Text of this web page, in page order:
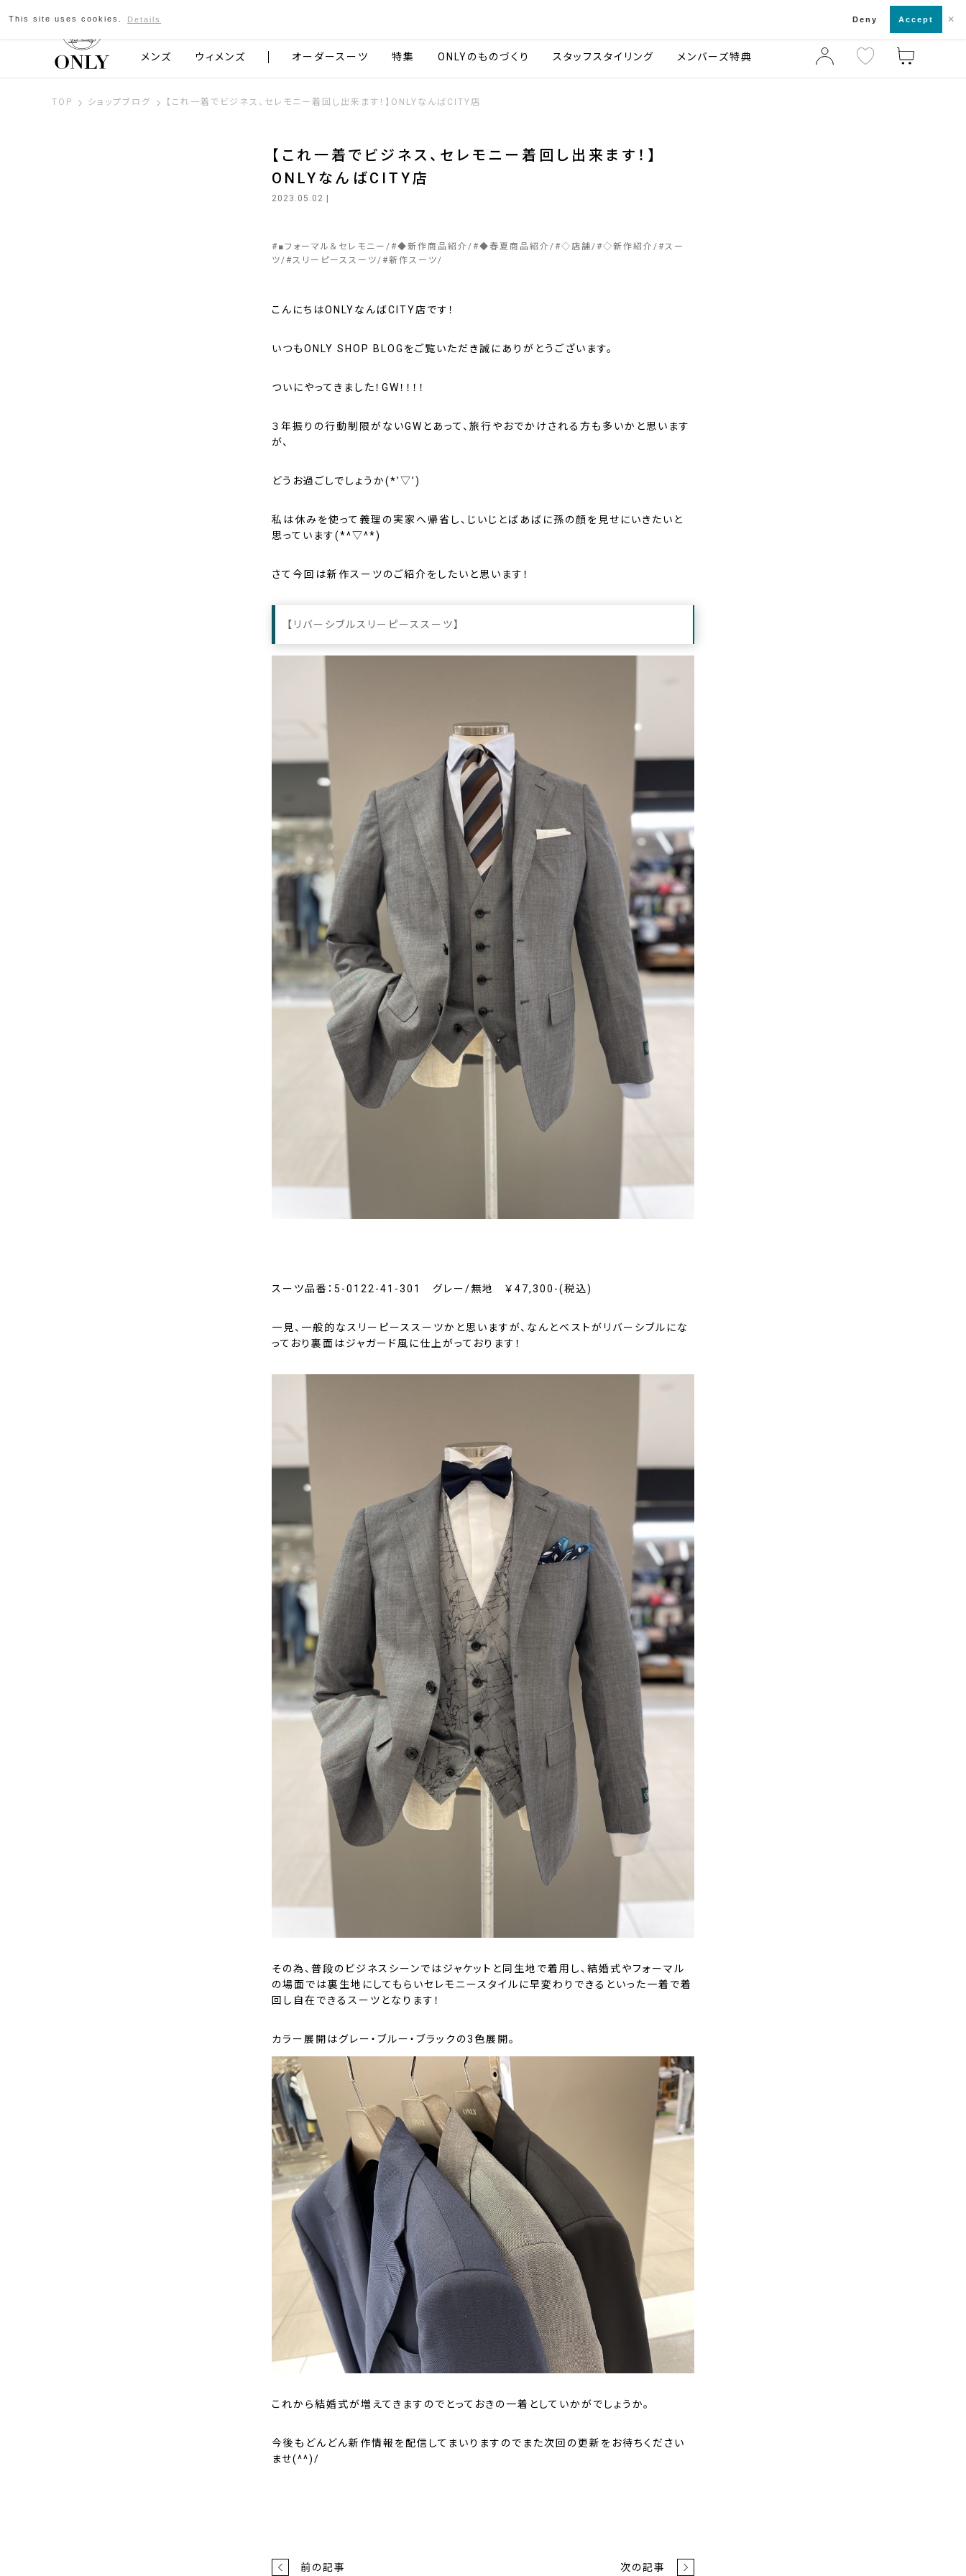
京都発のスーツブランド ONLY 店舗一覧・来店予約
メンズ ウィメンズ オーダースーツ 特集 ONLYのものづくり スタッフスタイリング メンバーズ特典
TOP ショップブログ 【これ一着でビジネス、セレモニー着回し出来ます！】ONLYなんばCITY店
【これ一着でビジネス、セレモニー着回し出来ます！】
ONLYなんばCITY店
2023.05.02
#■フォーマル＆セレモニー #◆新作商品紹介 #◆春夏商品紹介 #◇店舗 #◇新作紹介 #スー
ツ
#スリーピーススーツ #新作スーツ
こんにちはONLYなんばCITY店です！
いつもONLY SHOP BLOGをご覧いただき誠にありがとうございます。
ついにやってきました！GW！！！！
３年振りの行動制限がないGWとあって、旅行やおでかけされる方も多いかと思います
が、
どうお過ごしでしょうか(*’▽’)
私は休みを使って義理の実家へ帰省し、じいじとばあばに孫の顔を見せにいきたいと
思っています(*^▽^*)
さて今回は新作スーツのご紹介をしたいと思います！
【リバーシブルスリーピーススーツ】
スーツ品番：5-0122-41-301 グレー/無地 ￥47,300-(税込)
一見、一般的なスリーピーススーツかと思いますが、なんとベストがリバーシブルにな
っており裏面はジャガード風に仕上がっております！
その為、普段のビジネスシーンではジャケットと同生地で着用し、結婚式やフォーマル
の場面では裏生地にしてもらいセレモニースタイルに早変わりできるといった一着で着
回し自在できるスーツとなります！
カラー展開はグレー・ブルー・ブラックの3色展開。
これから結婚式が増えてきますのでとっておきの一着としていかがでしょうか。
今後もどんどん新作情報を配信してまいりますのでまた次回の更新をお待ちください
ませ(^^)/
前の記事 次の記事
This site uses cookies. Details Deny Accept ×